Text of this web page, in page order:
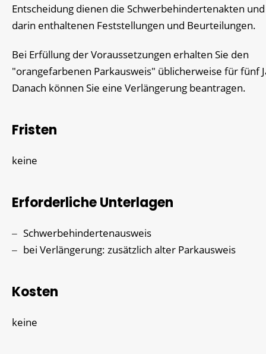
Entscheidung dienen die Schwerbehindertenakten
darin enthaltenen Feststellungen und Beurteilungen.
Bei Erfüllung der Voraussetzungen erhalten Sie den
"orangefarbenen Parkausweis" üblicherweise für fünf
Danach können Sie eine Verlängerung beantragen.
Fristen
keine
Erforderliche Unterlagen
Schwerbehindertenausweis
bei Verlängerung: zusätzlich alter Parkausweis
Kosten
keine